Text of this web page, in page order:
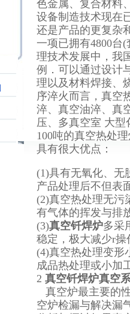
色金属、复合材料
设备制造技术现在
还是产品的更复杂
一项已拥有4800台
理技术发展中，我
例．可以通过设计
理以及材料焊接、
序淬火而言，真空
淬、真空油淬、真
压、多真空室 大
100吨的真空热处
具有很大优点：
(1)具有无氧化、无
产品处理后不但表
(2)真空热处理无污
有气体的挥发与排
(3)真空钎焊炉多采
稳定，极大减少r
(4)真空热处理变形
成品热处理或小加
2 真空钎焊炉真空
真空炉最主要的
空炉检漏与解决漏